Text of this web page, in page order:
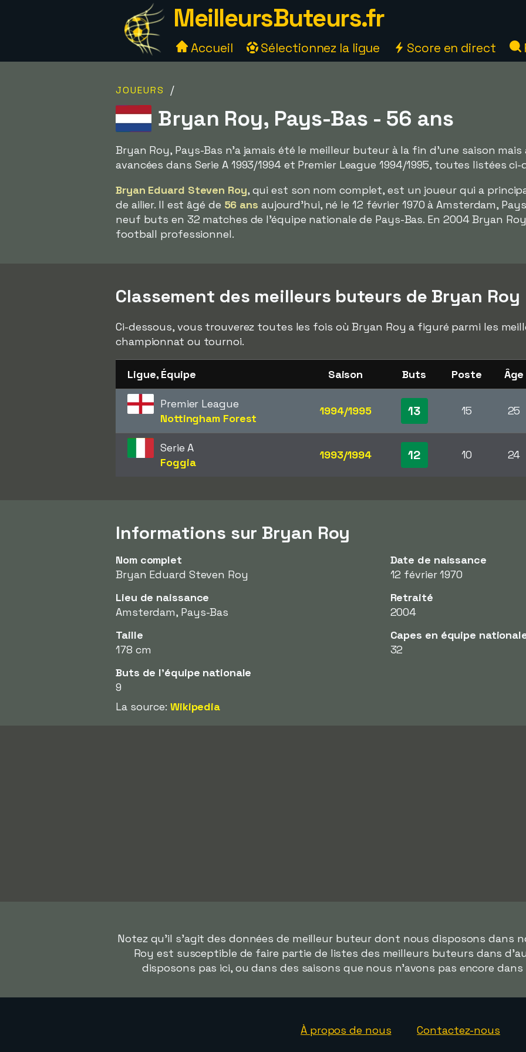
MeilleursButeurs.fr
Accueil Sélectionnez la ligue Score en direct
JOUEURS /
Bryan Roy, Pays-Bas - 56 ans
Bryan Roy, Pays-Bas n'a jamais été le meilleur buteur à la fin d'une saison
avancées dans Serie A 1993/1994 et Premier League 1994/1995, toutes listées ci-
Bryan Eduard Steven Roy, qui est son nom complet, est un joueur qui a
de ailier. Il est âgé de 56 ans aujourd'hui, né le 12 février 1970 à Amsterdam,
neuf buts en 32 matches de l'équipe nationale de Pays-Bas. En 2004 Bryan
football professionnel.
Classement des meilleurs buteurs de Bryan Roy
Ci-dessous, vous trouverez toutes les fois où Bryan Roy a figuré parmi les
championnat ou tournoi.
Ligue, Équipe Saison Buts Poste Âge
Premier League
Nottingham Forest
1994/1995 13 15 25
Serie A
Foggia
1993/1994 12 10 24
Informations sur Bryan Roy
Nom complet
Bryan Eduard Steven Roy
Date de naissance
12 février 1970
Lieu de naissance
Amsterdam, Pays-Bas
Retraité
2004
Taille
178 cm
Capes en équipe
32
Buts de l'équipe nationale
9
La source: Wikipedia
Notez qu'il s'agit des données de meilleur buteur dont nous disposons dans
Roy est susceptible de faire partie de listes des meilleurs buteurs dans
disposons pas ici, ou dans des saisons que nous n'avons pas encore
À propos de nous Contactez-nous